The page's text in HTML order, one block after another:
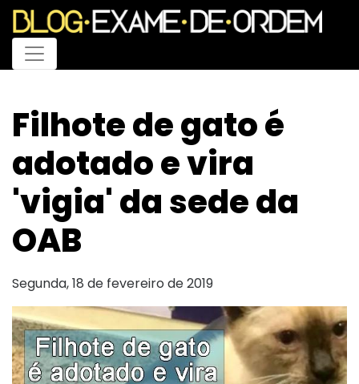
Menu
Filhote de gato é
adotado e vira
'vigia' da sede da
OAB
Segunda, 18 de fevereiro de 2019